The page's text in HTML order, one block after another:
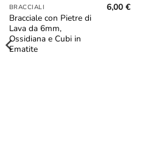
desideri
BRACCIALI
Bracciale con Pietre di
Lava da 6mm,
Ossidiana e Cubi in
Ematite
6,00€